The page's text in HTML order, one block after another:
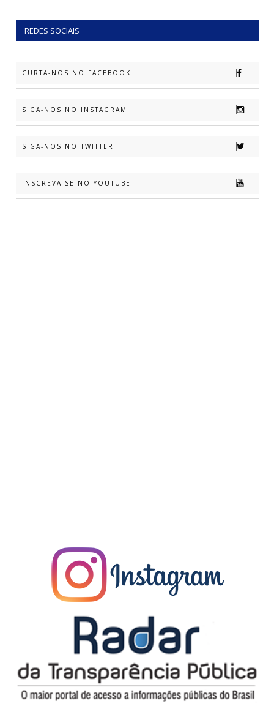
REDES SOCIAIS
CURTA-NOS NO FACEBOOK
SIGA-NOS NO INSTAGRAM
SIGA-NOS NO TWITTER
INSCREVA-SE NO YOUTUBE